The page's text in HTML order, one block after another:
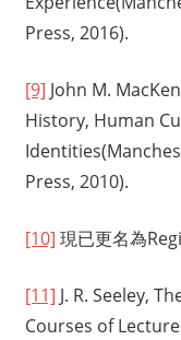
Press, 2016).
[9] John M.
History, Human
Press, 2010).
[10] 現已更名為
[11] J. R. Seeley,
Courses of